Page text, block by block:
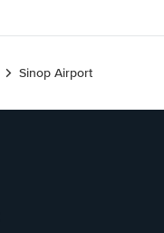
Sinop Airport